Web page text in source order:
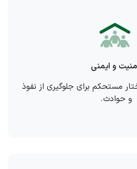
و ایمنی
مستحکم برای جلوگیری از نفوذ
و حوادث.